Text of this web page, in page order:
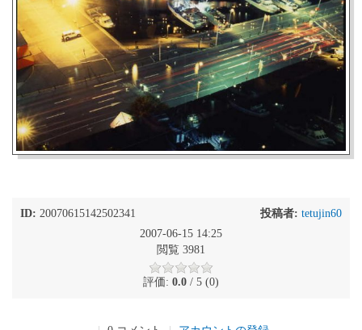
ID: 20070615142502341 投稿者: tetujin60
2007-06-15 14:25
閲覧 3981
評価: 0.0 / 5 (0)